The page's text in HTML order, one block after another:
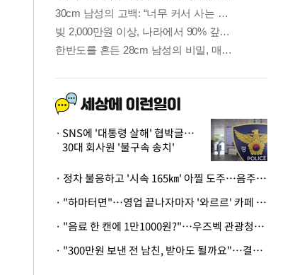
SNS에 '대통령 살해' 협박글…
30대 회사원 '불구속 송치'
· 정차 불응하고 '시속 165㎞' 아찔 도주…음주운전자 체포
· "하마터면"…영업 끝나자마자 '와르르' 카페 테라스 덮친 대리석 외벽
· "음료 한 캔에 1만1000원?"…우즈벡 관광청까지 나섰다, 유튜버 폭로 후폭풍
· "300만원 보낸 전 남친, 받아도 될까요"…결혼 앞둔 예비신부의 뜻밖 고충